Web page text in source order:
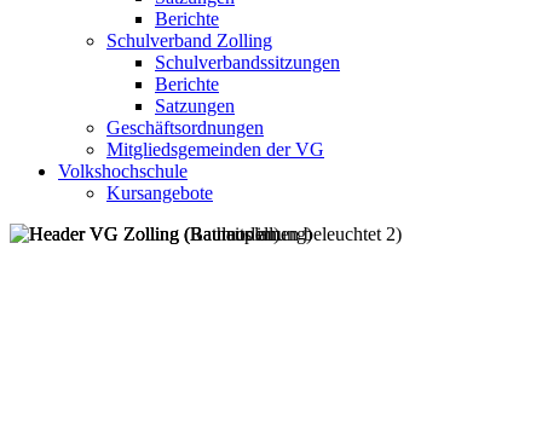
Berichte
Schulverband Zolling
Schulverbandssitzungen
Berichte
Satzungen
Geschäftsordnungen
Mitgliedsgemeinden der VG
Volkshochschule
Kursangebote